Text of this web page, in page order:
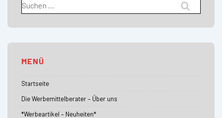
nach:
MENÜ
Startseite
Die Werbemittelberater – Über uns
*Werbeartikel – Neuheiten*